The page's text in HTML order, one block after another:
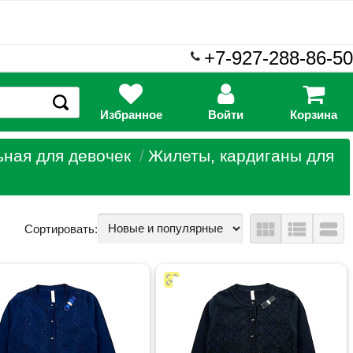
+7-927-288-86-50
Избранное Войти Корзина
для девочек
Жилеты, кардиганы для
Сортировать: view_module view_list view_stream